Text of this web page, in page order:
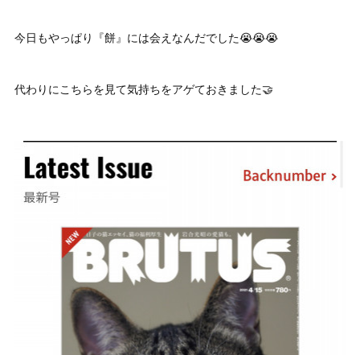
今日もやっぱり『餅』には会えなんだでした😭😭😭
代わりにこちらを見て気持ちをアゲておきました🤝